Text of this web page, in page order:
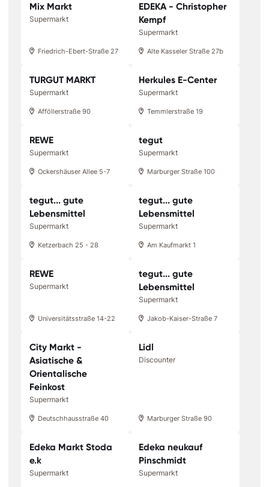
Mix Markt
Supermarkt
Friedrich-Ebert-Straße 27
EDEKA - Christopher
Kempf
Supermarkt
Alte Kasseler Straße 27b
TURGUT MARKT
Supermarkt
Afföllerstraße 90
Herkules E-Center
Supermarkt
Temmlerstraße 19
REWE
Supermarkt
Ockershäuser Allee 5-7
tegut
Supermarkt
Marburger Straße 100
tegut... gute
Lebensmittel
Supermarkt
Ketzerbach 25 - 28
tegut... gute
Lebensmittel
Supermarkt
Am Kaufmarkt 1
REWE
Supermarkt
Universitätsstraße 14-22
tegut... gute
Lebensmittel
Supermarkt
Jakob-Kaiser-Straße 7
City Markt -
Asiatische &
Orientalische
Feinkost
Supermarkt
Deutschhausstraße 40
Lidl
Discounter
Marburger Straße 90
Edeka Markt Stoda
e.k
Supermarkt
Edeka neukauf
Pinschmidt
Supermarkt